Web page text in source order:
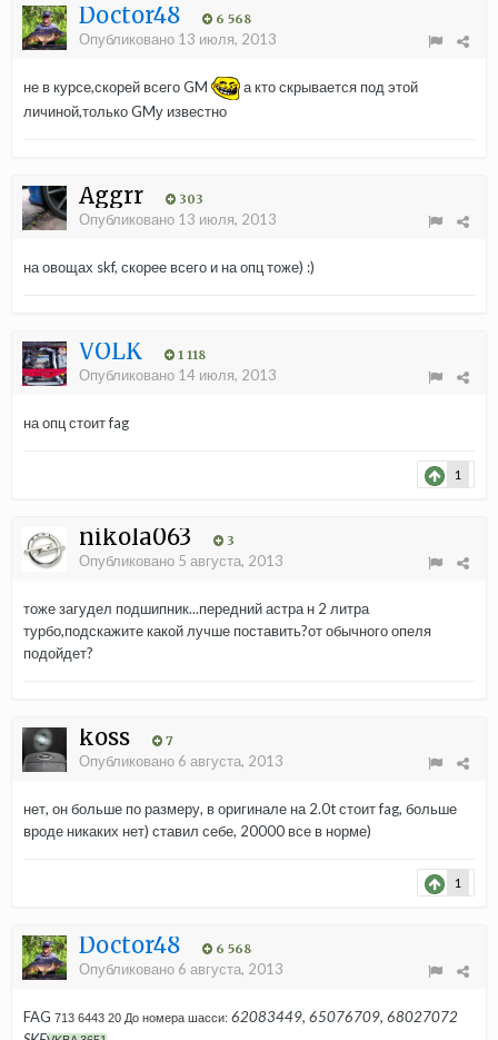
Doctor48 6 568
Опубликовано 13 июля, 2013
не в курсе,скорей всего GM
а кто скрывается под этой
личиной,только GMу известно
Aggrr 303
Опубликовано 13 июля, 2013
на овощах skf, скорее всего и на опц тоже) :)
VOLK 1 118
Опубликовано 14 июля, 2013
на опц стоит fag
1
nikola063 3
Опубликовано 5 августа, 2013
тоже загудел подшипник...передний астра н 2 литра
турбо,подскажите какой лучше поставить?от обычного опеля
подойдет?
koss 7
Опубликовано 6 августа, 2013
нет, он больше по размеру, в оригинале на 2.0t стоит fag, больше
вроде никаких нет) ставил себе, 20000 все в норме)
1
Doctor48 6 568
Опубликовано 6 августа, 2013
FAG 713 6443 20 До номера шасси: 62083449, 65076709, 68027072